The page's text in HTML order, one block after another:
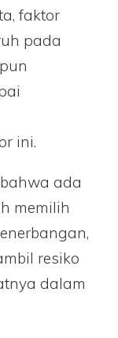
faktor
pada
ini.
ada
memilih
resiko
dalam